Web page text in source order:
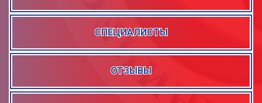
СПЕЦИАЛИСТЫ
ОТЗЫВЫ